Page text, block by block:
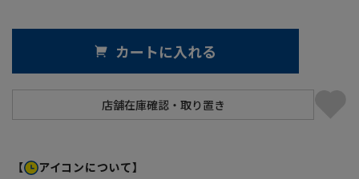
カートに入れる
【 アイコンについて】